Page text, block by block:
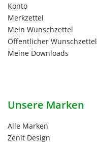
Konto
Merkzettel
Mein Wunschzettel
Öffentlicher Wunschzettel
Meine Downloads
Unsere Marken
Alle Marken
Zenit Design